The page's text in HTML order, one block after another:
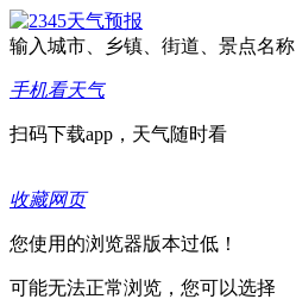
输入城市、乡镇、街道、景点名称
手机看天气
扫码下载app，天气随时看
收藏网页
您使用的浏览器版本过低！
可能无法正常浏览，您可以选择